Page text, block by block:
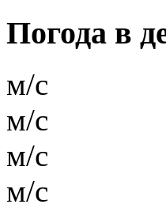
Погода в
м/с
м/с
м/с
м/с